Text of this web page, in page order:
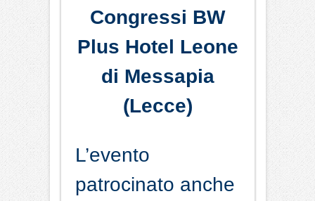
Congressi BW
Plus Hotel Leone
di Messapia
(Lecce)
L’evento
patrocinato anche